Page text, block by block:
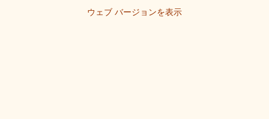
ウェブ バージョンを表示